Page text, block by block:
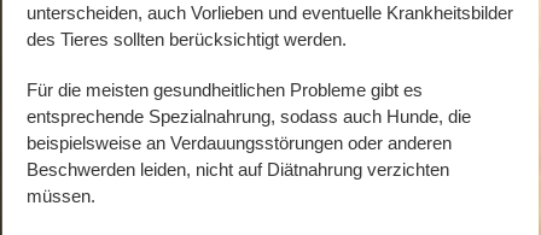
unterscheiden, auch Vorlieben und eventuelle Krankheitsbilder
des Tieres sollten berücksichtigt werden.
Für die meisten gesundheitlichen Probleme gibt es
entsprechende Spezialnahrung, sodass auch Hunde, die
beispielsweise an Verdauungsstörungen oder anderen
Beschwerden leiden, nicht auf Diätnahrung verzichten
müssen.